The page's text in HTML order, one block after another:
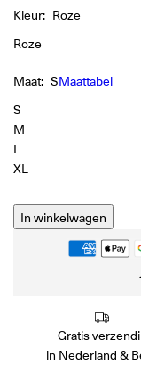
Kleur: Roze
Roze
Maat: SMaattabel
S
M
L
XL
In winkelwagen
Gratis
in Nederland &